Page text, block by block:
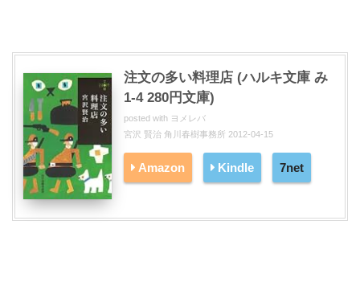
注文の多い料理店 (ハルキ文庫 み
1-4 280円文庫)
posted with ヨメレバ
宮沢 賢治 角川春樹事務所 2012-04-15
Amazon Kindle 7net